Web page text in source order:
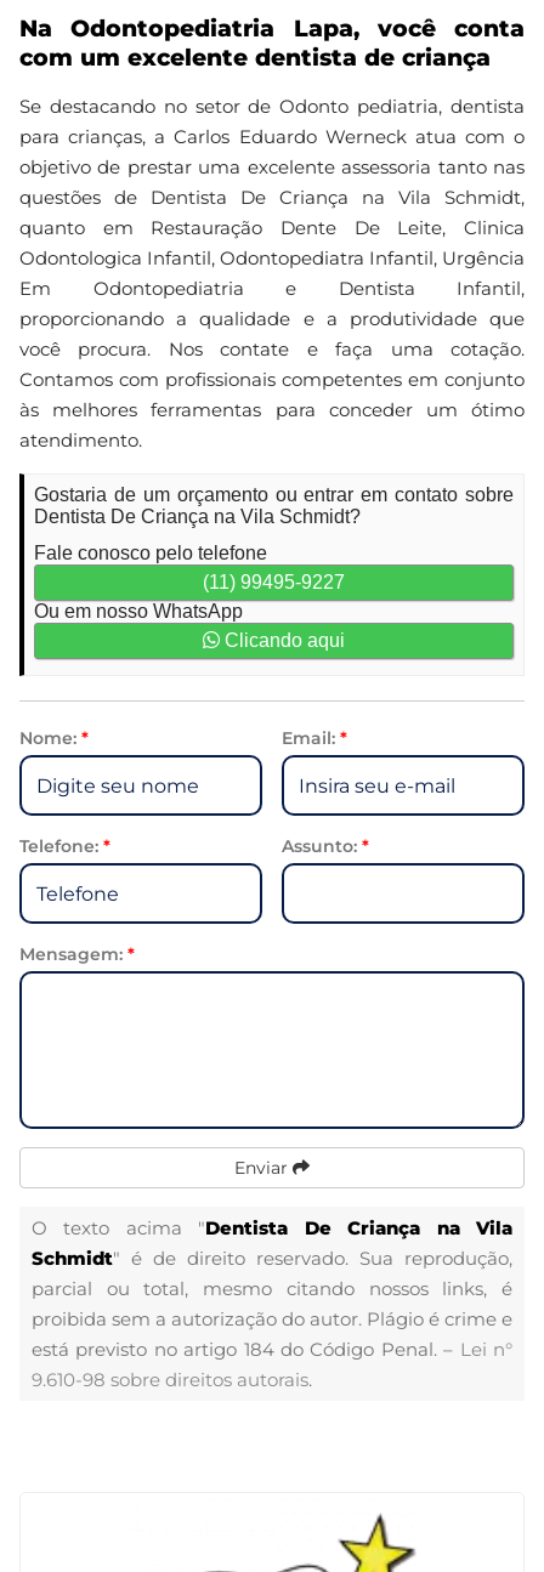
Na Odontopediatria Lapa, você conta
com um excelente dentista de criança
Se destacando no setor de Odonto pediatria, dentista
para crianças, a Carlos Eduardo Werneck atua com o
objetivo de prestar uma excelente assessoria tanto nas
questões de Dentista De Criança na Vila Schmidt,
quanto em Restauração Dente De Leite, Clinica
Odontologica Infantil, Odontopediatra Infantil, Urgência
Em Odontopediatria e Dentista Infantil,
proporcionando a qualidade e a produtividade que
você procura. Nos contate e faça uma cotação.
Contamos com profissionais competentes em conjunto
às melhores ferramentas para conceder um ótimo
atendimento.
Gostaria de um orçamento ou entrar em contato sobre
Dentista De Criança na Vila Schmidt?
Fale conosco pelo telefone
(11) 99495-9227
Ou em nosso WhatsApp
Clicando aqui
Nome: * Email: *
Telefone: * Assunto: *
Mensagem: *
Enviar
O texto acima "Dentista De Criança na Vila
Schmidt" é de direito reservado. Sua reprodução,
parcial ou total, mesmo citando nossos links, é
proibida sem a autorização do autor. Plágio é crime e
está previsto no artigo 184 do Código Penal. – Lei n°
9.610-98 sobre direitos autorais.